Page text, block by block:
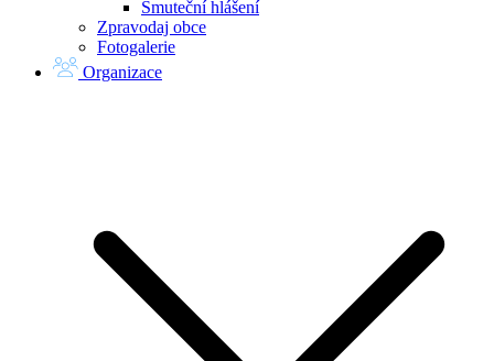
Smuteční hlášení
Zpravodaj obce
Fotogalerie
Organizace